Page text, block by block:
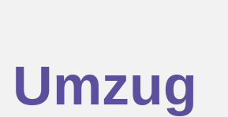
Umzug